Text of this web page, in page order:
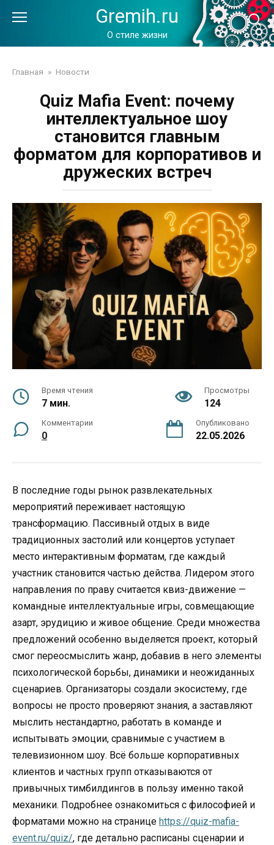
Gremih.ru
О стиле жизни
Главная » Новости
Quiz Mafia Event: почему
интеллектуальное шоу
становится главным
форматом для корпоративов и
дружеских встреч
Время чтения
7 мин.
Просмотры
124
Комментарии
0
Опубликовано
22.05.2026
В последние годы рынок развлекательных
мероприятий переживает настоящую
трансформацию. Пассивный отдых в виде
традиционных застолий или концертов уступает
место интерактивным форматам, где каждый
участник становится частью действа. Лидером этого
направления по праву считается квиз-движение —
командные интеллектуальные игры, совмещающие
азарт, эрудицию и живое общение. Среди множества
предложений особенно выделяется проект, который
смог переосмыслить жанр, добавив в него элементы
психологической борьбы, динамики и неожиданных
сценариев. Организаторы создали экосистему, где
вопросы не просто проверяют знания, а заставляют
мыслить нестандартно, работать в команде и
испытывать эмоции, сравнимые с участием в
телевизионном шоу. Всё больше корпоративных
клиентов и частных групп отказываются от
привычных тимбилдингов в пользу именно такой
механики. Подробнее ознакомиться с философией и
форматами можно на странице https://quiz-mafia-
event.ru/quiz/, где детально расписаны сценарии и